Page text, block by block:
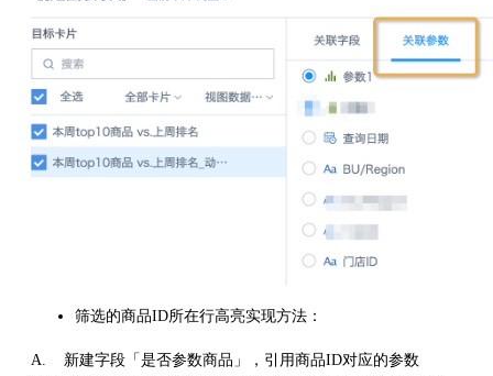
筛选的商品ID所在行高亮实现方法：
A. 新建字段「是否参数商品」，引用商品ID对应的参数